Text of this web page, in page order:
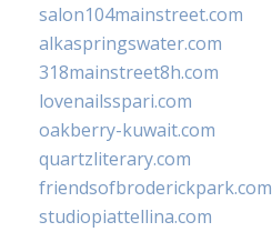
salon104mainstreet.com
alkaspringswater.com
318mainstreet8h.com
lovenailsspari.com
oakberry-kuwait.com
quartzliterary.com
friendsofbroderickpark.com
studiopiattellina.com